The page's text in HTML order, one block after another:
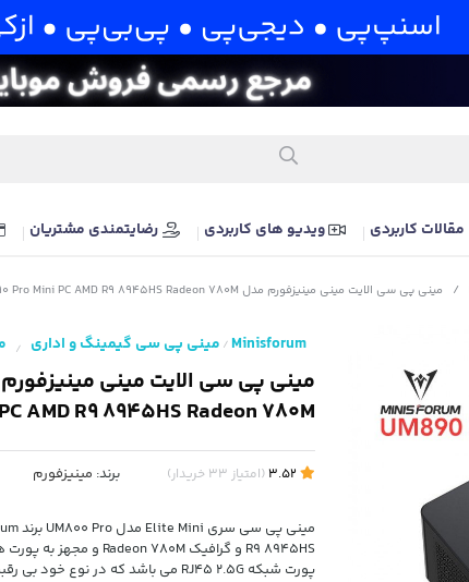
مقالات کاربردی ویدیو های کاربردی رضایتمندی مشتریان
/ مینی پی سی الایت مینی مینیزفورم مدل Minisforum EliteMini UM890 Pro Mini PC AMD R9 8945HS Radeon 780M
Minisforum
/ مینی پی سی گیمینگ و اداری /
AMD R9 8945HS Radeon 780M
(امتیاز 33 خریدار) برند: مینیزفورم
پورت شبکه RJ45 2.5G می باشد که در نوع خود بی رقبت است.